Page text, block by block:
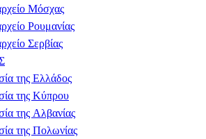
Μόσχας
Ρουμανίας
Σερβίας
της Ελλάδος
της Κύπρου
της Αλβανίας
της Πολωνίας